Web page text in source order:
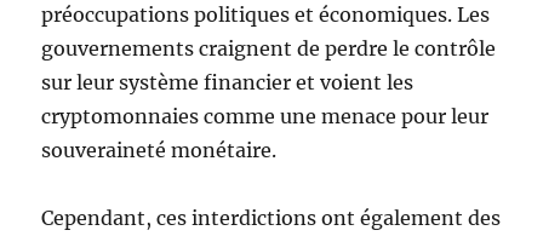
préoccupations politiques et économiques. Les
gouvernements craignent de perdre le contrôle
sur leur système financier et voient les
cryptomonnaies comme une menace pour leur
souveraineté monétaire.
Cependant, ces interdictions ont également des